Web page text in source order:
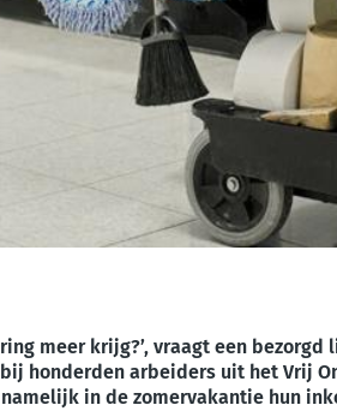
meer krijg?’, vraagt een
honderden arbeiders uit het Vrij
in de zomervakantie hun